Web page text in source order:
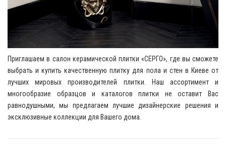
Приглашаем в салон керамической плитки «СЕРГО», где вы сможете
выбрать и купить качественную плитку для пола и стен в Киеве от
лучших мировых производителей плитки. Наш ассортимент и
многообразие образцов и каталогов плитки не оставит Вас
равнодушными, мы предлагаем лучшие дизайнерские решения и
эксклюзивные коллекции для Вашего дома.